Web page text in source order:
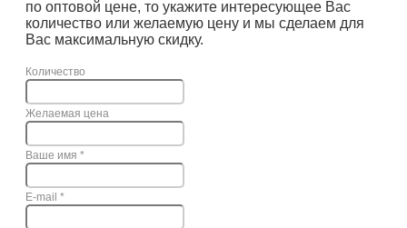
по оптовой цене, то укажите интересующее Вас
количество или желаемую цену и мы сделаем для
Вас максимальную скидку.
Количество
Желаемая цена
Ваше имя *
E-mail *